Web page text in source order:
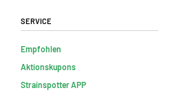
Service
Empfohlen
Aktionskupons
Strainspotter APP